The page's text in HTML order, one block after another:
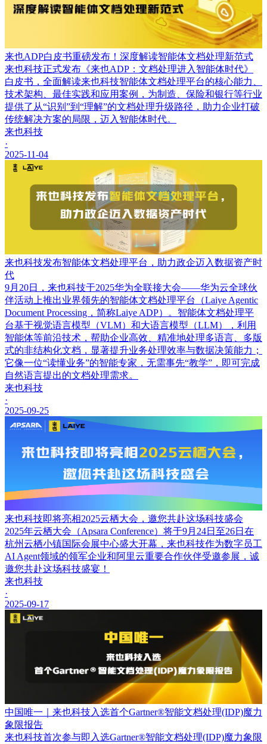
来也ADP白皮书重磅发布！深度解读智能体文档处理新范式
来也科技正式发布《来也ADP：文档处理进入智能体时代》
白皮书，全面解读来也科技智能体文档处理平台的核心能力、
技术架构、最佳实践和应用案例，为制造、保险和银行等行业
提供了从“识别”到“理解”的文档处理升级路径，助力企业打破
传统解决方案的局限，迈入智能体时代。
来也科技
·
2025-11-04
来也科技发布智能体文档处理平台，助力政企迈入数据资产时
代
9月20日，来也科技于2025华为全联接大会——华为云全球伙
伴活动上推出业界领先的智能体文档处理平台（Laiye Agentic
Document Processing，简称Laiye ADP）。智能体文档处理平
台基于视觉语言模型（VLM）和大语言模型（LLM），利用
智能体等前沿技术，帮助企业高效、精准地处理多语言、多版
式的非结构化文档，显著提升业务处理效率与数据决策能力；
它像一位“读懂业务”的智能专家，无需事先“教学”，即可完成
自然语言提出的文档处理需求。
来也科技
·
2025-09-25
来也科技即将亮相2025云栖大会，邀您共赴这场科技盛会
2025年云栖大会（Apsara Conference）将于9月24日至26日在
杭州云栖小镇国际会展中心盛大开幕，来也科技作为数字员工
AI Agent领域的领军企业和阿里云重要合作伙伴受邀参展，诚
邀您共赴这场科技盛宴！
来也科技
·
2025-09-17
中国唯一｜来也科技入选首个Gartner®智能文档处理(IDP)魔力
象限报告
来也科技首次参与即入选Gartner®智能文档处理(IDP)魔力象限